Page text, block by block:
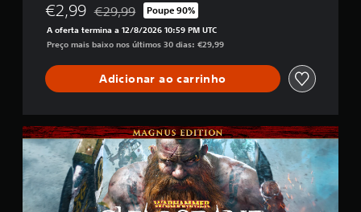
€2,99 Com desconto em relação ao preço original de
€29,99 Poupe 90%
A oferta termina a 12/8/2026 10:59 PM UTC
Preço mais baixo nos últimos 30 dias: €29,99
Adicionar ao carrinho
M
a
g
n
u